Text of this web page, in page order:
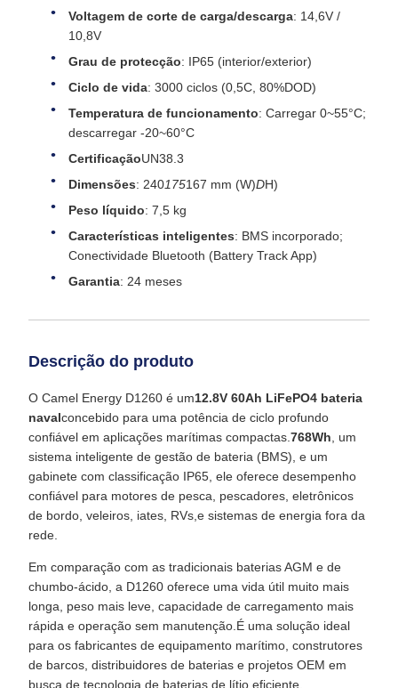
Voltagem de corte de carga/descarga: 14,6V /
10,8V
Grau de protecção: IP65 (interior/exterior)
Ciclo de vida: 3000 ciclos (0,5C, 80%DOD)
Temperatura de funcionamento: Carregar 0~55°C;
descarregar -20~60°C
CertificaçãoUN38.3
Dimensões: 240175167 mm (W)DH)
Peso líquido: 7,5 kg
Características inteligentes: BMS incorporado;
Conectividade Bluetooth (Battery Track App)
Garantia: 24 meses
Descrição do produto
O Camel Energy D1260 é um12.8V 60Ah LiFePO4 bateria
navalconcebido para uma potência de ciclo profundo
confiável em aplicações marítimas compactas. 768Wh , um
sistema inteligente de gestão de bateria (BMS), e um
gabinete com classificação IP65, ele oferece desempenho
confiável para motores de pesca, pescadores, eletrônicos
de bordo, veleiros, iates, RVs,e sistemas de energia fora da
rede.
Em comparação com as tradicionais baterias AGM e de
chumbo-ácido, a D1260 oferece uma vida útil muito mais
longa, peso mais leve, capacidade de carregamento mais
rápida e operação sem manutenção.É uma solução ideal
para os fabricantes de equipamento marítimo, construtores
de barcos, distribuidores de baterias e projetos OEM em
busca de tecnologia de baterias de lítio eficiente.